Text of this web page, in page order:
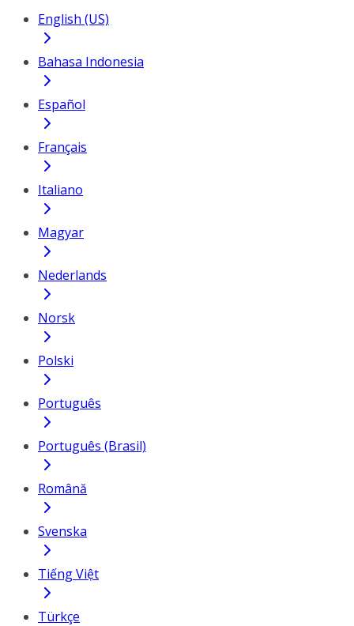
English (US)
Bahasa Indonesia
Español
Français
Italiano
Magyar
Nederlands
Norsk
Polski
Português
Português (Brasil)
Română
Svenska
Tiếng Việt
Türkçe